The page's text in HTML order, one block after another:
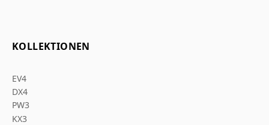
KOLLEKTIONEN
EV4
DX4
PW3
KX3